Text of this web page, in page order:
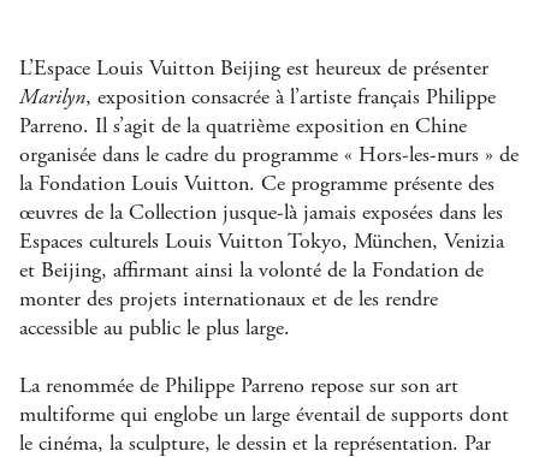
L’Espace Louis Vuitton Beijing est heureux de présenter
Marilyn, exposition consacrée à l’artiste français Philippe
Parreno. Il s’agit de la quatrième exposition en Chine
organisée dans le cadre du programme « Hors-les-murs » de
la Fondation Louis Vuitton. Ce programme présente des
œuvres de la Collection jusque-là jamais exposées dans les
Espaces culturels Louis Vuitton Tokyo, München, Venizia
et Beijing, affirmant ainsi la volonté de la Fondation de
monter des projets internationaux et de les rendre
accessible au public le plus large.
La renommée de Philippe Parreno repose sur son art
multiforme qui englobe un large éventail de supports dont
le cinéma, la sculpture, le dessin et la représentation. Par